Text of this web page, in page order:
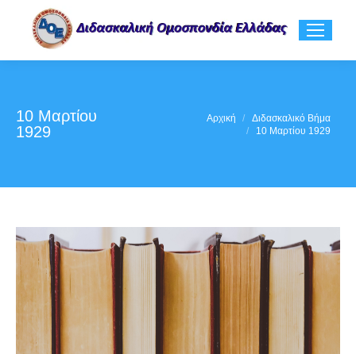
10 Μαρτίου
1929
Αρχική
Διδασκαλικό Βήμα
10 Μαρτίου 1929